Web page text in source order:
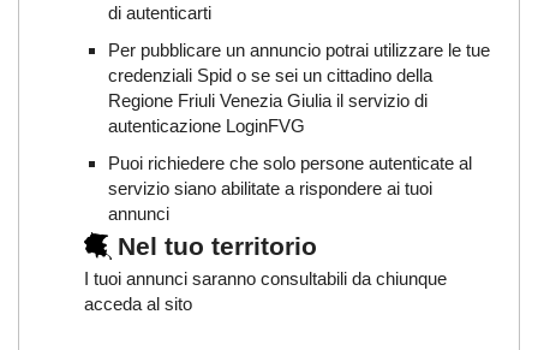
di autenticarti
Per pubblicare un annuncio potrai utilizzare le tue
credenziali Spid o se sei un cittadino della
Regione Friuli Venezia Giulia il servizio di
autenticazione LoginFVG
Puoi richiedere che solo persone autenticate al
servizio siano abilitate a rispondere ai tuoi
annunci
Nel tuo territorio
I tuoi annunci saranno consultabili da chiunque
acceda al sito